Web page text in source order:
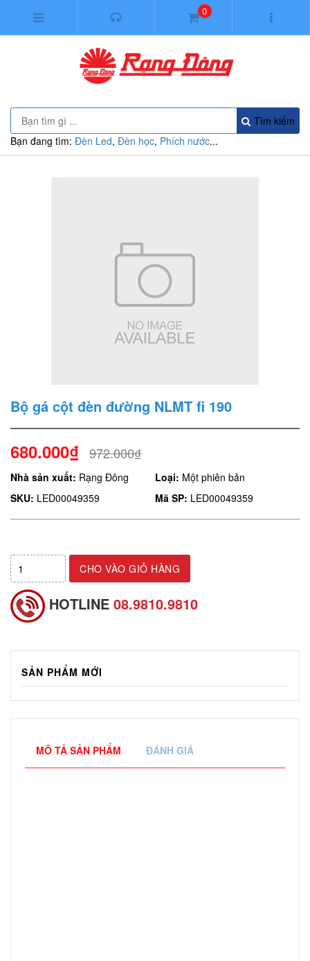
0
Tìm kiếm
Bạn đang tìm: Đèn Led, Đèn học, Phích nước...
Bộ gá cột đèn đường NLMT fi 190
680.000₫ 972.000₫
Nhà sản xuất: Rạng Đông Loại: Một phiên bản
SKU: LED00049359 Mã SP: LED00049359
CHO VÀO GIỎ HÀNG
HOTLINE 08.9810.9810
SẢN PHẨM MỚI
MÔ TẢ SẢN PHẨM ĐÁNH GIÁ